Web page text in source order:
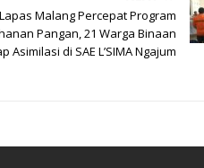
Lapas Malang Percepat Program
Pangan, 21 Warga Binaan
Asimilasi di SAE L’SIMA Ngajum